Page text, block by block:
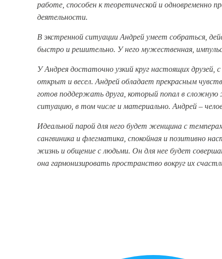
работе, способен к теоретической и одновременно
деятельности.
В экстренной ситуации Андрей умеет собраться,
быстро и решительно. У него мужественная,
У Андрея достаточно узкий круг настоящих друзей,
открыт и весел. Андрей обладает прекрасным
готов поддержать друга, который попал в сложную
ситуацию, в том числе и материально. Андрей –
Идеальной парой для него будет женщина с
сангвиника и флегматика, спокойная и позитивно
жизнь и общение с людьми. Он для нее будет
она гармонизировать пространство вокруг их